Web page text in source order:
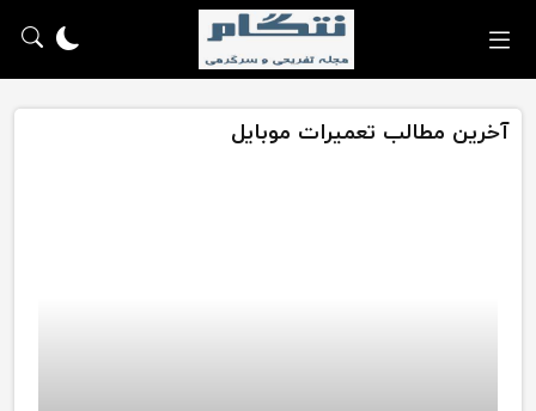
آخرین مطالب تعمیرات موبایل